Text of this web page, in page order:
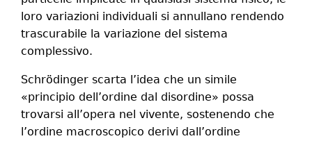
loro variazioni individuali si annullano rendendo
trascurabile la variazione del sistema
complessivo.
Schrödinger scarta l’idea che un simile
«principio dell’ordine dal disordine» possa
trovarsi all’opera nel vivente, sostenendo che
l’ordine macroscopico derivi dall’ordine